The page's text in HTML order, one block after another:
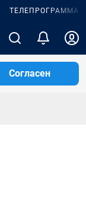
ТЕЛЕПРОГРАММА
Согласен